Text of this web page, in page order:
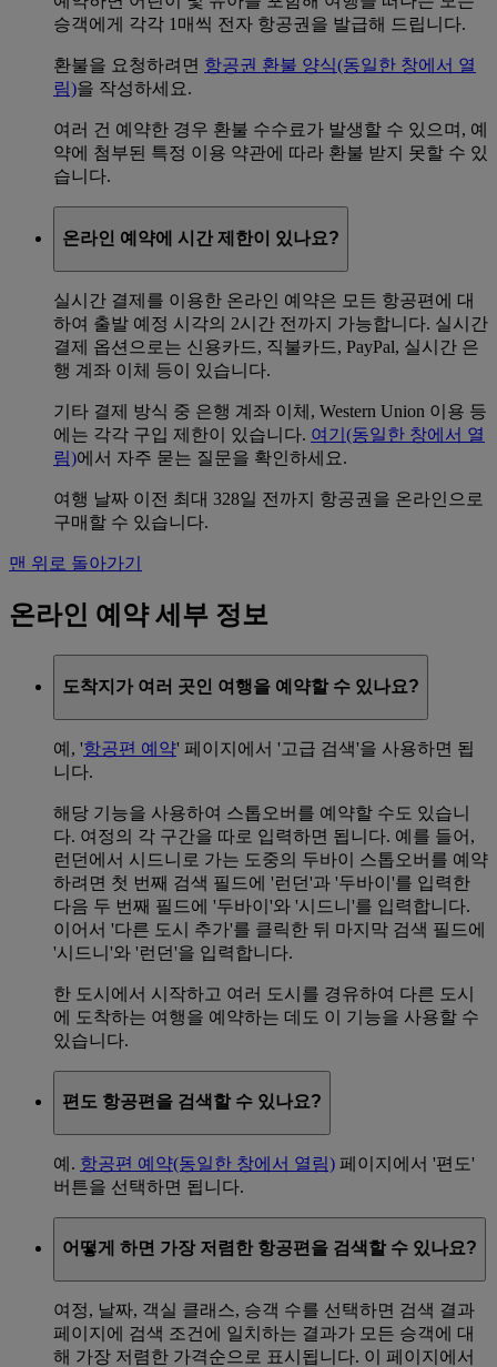
승객에게 각각 1매씩 전자 항공권을 발급해 드립니다.
환불을 요청하려면 항공권 환불 양식(동일한 창에서 열
림)을 작성하세요.
여러 건 예약한 경우 환불 수수료가 발생할 수 있으며, 예
약에 첨부된 특정 이용 약관에 따라 환불 받지 못할 수 있
습니다.
온라인 예약에 시간 제한이 있나요?
실시간 결제를 이용한 온라인 예약은 모든 항공편에 대
하여 출발 예정 시각의 2시간 전까지 가능합니다. 실시간
결제 옵션으로는 신용카드, 직불카드, PayPal, 실시간 은
행 계좌 이체 등이 있습니다.
기타 결제 방식 중 은행 계좌 이체, Western Union 이용 등
에는 각각 구입 제한이 있습니다. 여기 (동일한 창에서 열
림)에서 자주 묻는 질문을 확인하세요.
여행 날짜 이전 최대 328일 전까지 항공권을 온라인으로
구매할 수 있습니다.
맨 위로 돌아가기
온라인 예약 세부 정보
도착지가 여러 곳인 여행을 예약할 수 있나요?
예, '항공편 예약' 페이지에서 '고급 검색'을 사용하면 됩
니다.
해당 기능을 사용하여 스톱오버를 예약할 수도 있습니
다. 여정의 각 구간을 따로 입력하면 됩니다. 예를 들어,
런던에서 시드니로 가는 도중의 두바이 스톱오버를 예약
하려면 첫 번째 검색 필드에 '런던'과 '두바이'를 입력한
다음 두 번째 필드에 '두바이'와 '시드니'를 입력합니다.
이어서 '다른 도시 추가'를 클릭한 뒤 마지막 검색 필드에
'시드니'와 '런던'을 입력합니다.
한 도시에서 시작하고 여러 도시를 경유하여 다른 도시
에 도착하는 여행을 예약하는 데도 이 기능을 사용할 수
있습니다.
편도 항공편을 검색할 수 있나요?
예. 항공편 예약(동일한 창에서 열림) 페이지에서 '편도'
버튼을 선택하면 됩니다.
어떻게 하면 가장 저렴한 항공편을 검색할 수 있나요?
여정, 날짜, 객실 클래스, 승객 수를 선택하면 검색 결과
페이지에 검색 조건에 일치하는 결과가 모든 승객에 대
해 가장 저렴한 가격순으로 표시됩니다. 이 페이지에서